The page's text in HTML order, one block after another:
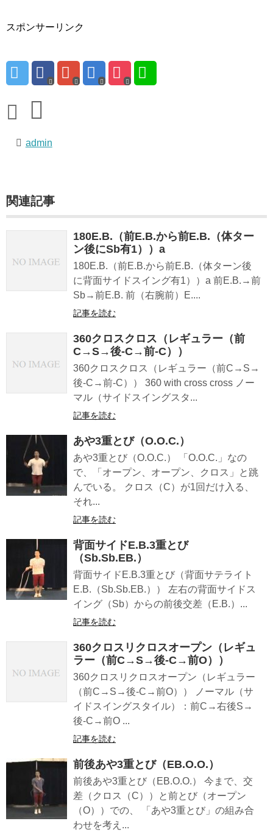
スポンサーリンク
admin
関連記事
180E.B.（前E.B.から前E.B.（体ター
ン後にSb有1））a
180E.B.（前E.B.から前E.B.（体ターン後
に背面サイドスイング有1））a 前E.B.→前
Sb→前E.B. 前（右腕前）E....
記事を読む
360クロスクロス（レギュラー（前
C→S→後-C→前-C））
360クロスクロス（レギュラー（前C→S→
後-C→前-C）） 360 with cross cross ノー
マル（サイドスイングスタ...
記事を読む
あや3重とび（O.O.C.）
あや3重とび（O.O.C.） 「O.O.C.」なの
で、「オープン、オープン、クロス」と跳
んでいる。 クロス（C）が1回だけ入る、
それ...
記事を読む
背面サイドE.B.3重とび
（Sb.Sb.EB.）
背面サイドE.B.3重とび（背面サテライト
E.B.（Sb.Sb.EB.）） 左右の背面サイドス
イング（Sb）からの前後交差（E.B.）...
記事を読む
360クロスリクロスオープン（レギュ
ラー（前C→S→後-C→前O））
360クロスリクロスオープン（レギュラー
（前C→S→後-C→前O）） ノーマル（サ
イドスイングスタイル）：前C→右後S→
後-C→前O ...
記事を読む
前後あや3重とび（EB.O.O.）
前後あや3重とび（EB.O.O.） 今まで、交
差（クロス（C））と前とび（オープン
（O））での、 「あや3重とび」の組み合
わせを考え...